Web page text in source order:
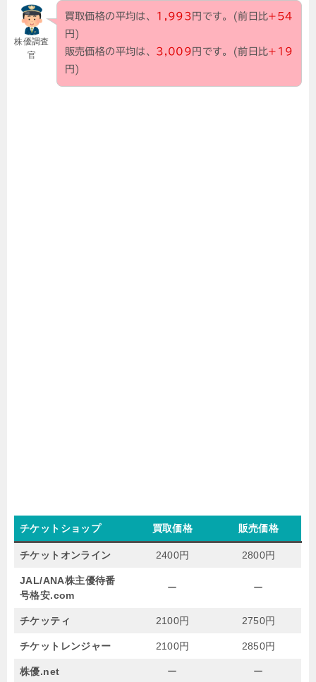
株優調査
官
買取価格の平均は、 1,993 円です。(前日比+54
円)
販売価格の平均は、 3,009 円です。(前日比+19
円)
チケットショップ 買取価格 販売価格
チケットオンライン 2400円 2800円
JAL/ANA株主優待番
号格安.com
ー ー
チケッティ 2100円 2750円
チケットレンジャー 2100円 2850円
株優.net ー ー